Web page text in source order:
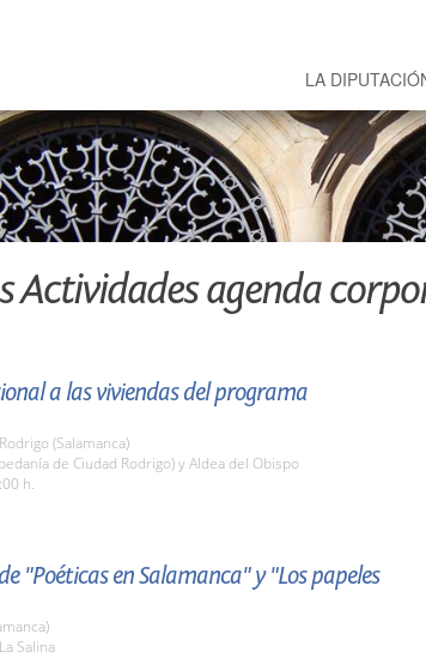
LA
Actividades agenda
a las viviendas del programa
(Salamanca)
de Ciudad Rodrigo) y Aldea del Obispo
h.
"Poéticas en Salamanca" y "Los papeles
Salina